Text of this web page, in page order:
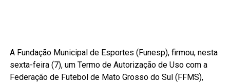
A Fundação Municipal de Esportes (Funesp), firmou, nesta
sexta-feira (7), um Termo de Autorização de Uso com a
Federação de Futebol de Mato Grosso do Sul (FFMS),